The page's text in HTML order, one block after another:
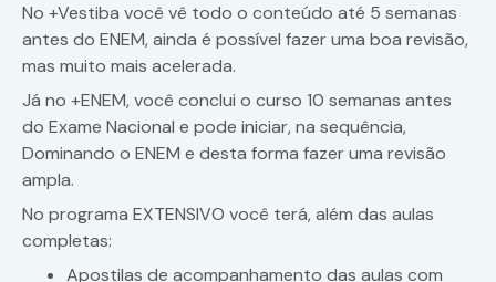
No +Vestiba você vê todo o conteúdo até 5 semanas
antes do ENEM, ainda é possível fazer uma boa revisão,
mas muito mais acelerada.
Já no +ENEM, você conclui o curso 10 semanas antes
do Exame Nacional e pode iniciar, na sequência,
Dominando o ENEM e desta forma fazer uma revisão
ampla.
No programa EXTENSIVO você terá, além das aulas
completas:
Apostilas de acompanhamento das aulas com